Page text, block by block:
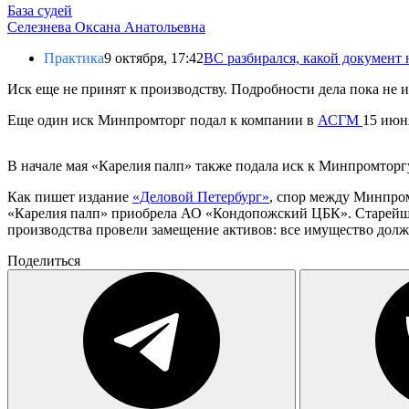
База судей
Селезнева Оксана Анатольевна
Практика9 октября, 17:42ВС разбирался, какой документ
Иск еще не принят к производству. Подробности дела пока не
Еще один иск Минпромторг подал к компании в АСГМ 15
В начале мая «Карелия палп» также подала иск к
Как пишет издание «Деловой Петербург», спор между
«Карелия палп» приобрела АО «Кондопожский ЦБК».
производства провели замещение активов: все имущество
Поделиться